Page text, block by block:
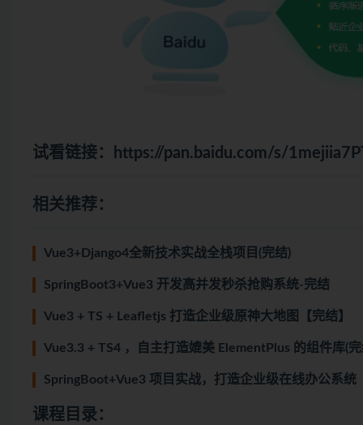
试看链接： https://pan.baidu.com/s/
相关推荐：
Vue3+Django4全新技术实战全栈项目(完结)
SpringBoot3+Vue3 开发高并发秒杀抢购系统-完结
Vue3 + TS + Leafletjs 打造企业级原神大地图【完结】
Vue3.3 + TS4 ，自主打造媲美 ElementPlus 的组件库(完
SpringBoot+Vue3 项目实战，打造企业级在线办公系统
课程目录：